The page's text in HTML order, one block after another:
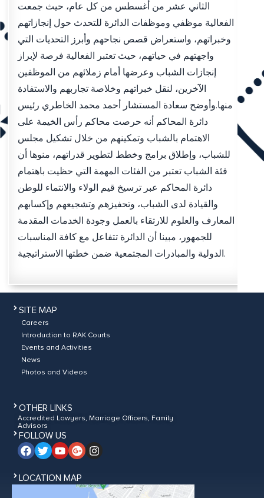
الثاني عشر من أغسطس من كل عام، حيث جمعت
الفعالية موظفي وموظفات الدائرة للتحدث حول إنجازاتهم
وخبراتهم، واستعراض قصص نجاحهم وأبرز التحديات التي
واجهتهم في حياتهم، حيث تعتبر الفعالية فرصة لإبراز
إنجازات الشباب وعرضها أمام زملائهم من الموظفين
الآخرين، لنقل خبراتهم وخلاصة تجاربهم والاستفادة
منها.وأوضح سعادة المستشار أحمد محمد الخاطري رئيس
دائرة المحاكم أنه حرصت محاكم رأس الخيمة على
الاهتمام بالشباب وتمكينهم من خلال تشكيل مجلس
للشباب، وإطلاق برامج وخطط لتطوير قدراتهم، منوها أن
فئة الشباب تعتبر من الفئات المهمة التي حظيت باهتمام
دائرة المحاكم عبر ترسيخ قيم الولاء والانتماء للوطن
والقيادة لدى الشباب، وتحفيزهم وتشجيعهم وإكسابهم
المعارف والعلوم للارتقاء بالعمل وجودة الخدمات المقدمة
للجمهور، مبينا أن الدائرة تتفاعل مع كافة المناسبات
الدولية والمبادرات المجتمعية ضمن خطتها الاستراتيجية.
SITE MAP
Careers
Introduction to RAK Courts
Events and Activities
News
Photos and Videos
OTHER LINKS
Accredited Lawyers, Marriage Officers, Family
Advisors
FOLLOW US
LOCATION MAP